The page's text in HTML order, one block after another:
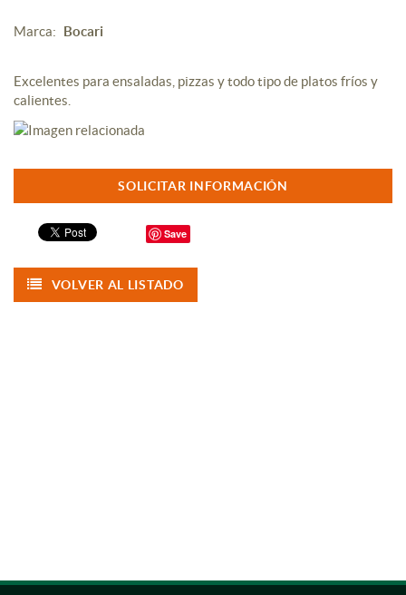
Marca: Bocari
Excelentes para ensaladas, pizzas y todo tipo de platos fríos y
calientes.
SOLICITAR INFORMACIÓN
Save
VOLVER AL LISTADO